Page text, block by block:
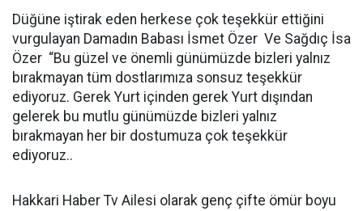
Düğüne iştirak eden herkese çok teşekkür ettiğini
vurgulayan Damadın Babası İsmet Özer Ve Sağdıç İsa
Özer “Bu güzel ve önemli günümüzde bizleri yalnız
bırakmayan tüm dostlarımıza sonsuz teşekkür
ediyoruz. Gerek Yurt içinden gerek Yurt dışından
gelerek bu mutlu günümüzde bizleri yalnız
bırakmayan her bir dostumuza çok teşekkür
ediyoruz..
Hakkari Haber Tv Ailesi olarak genç çifte ömür boyu